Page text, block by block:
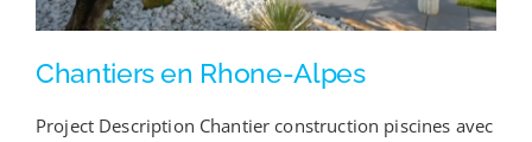
Chantiers en Rhone-Alpes
Project Description Chantier construction piscines avec